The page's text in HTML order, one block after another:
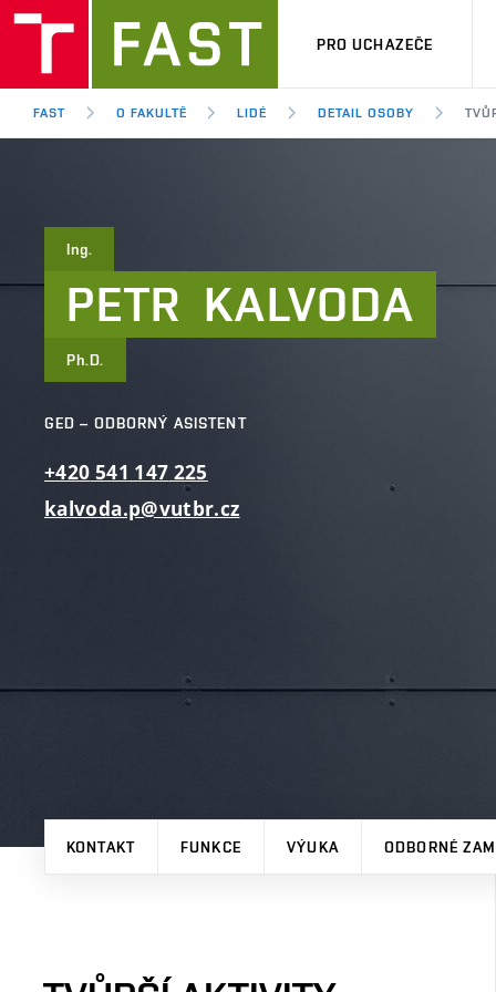
PRO UCHAZEČE
FAST O FAKULTĚ LIDÉ DETAIL OSOBY
Ing.
PETR KALVODA
Ph.D.
GED – ODBORNÝ ASISTENT
+420 541 147 225
kalvoda.p@vutbr.cz
KONTAKT FUNKCE VÝUKA ODBORNÉ